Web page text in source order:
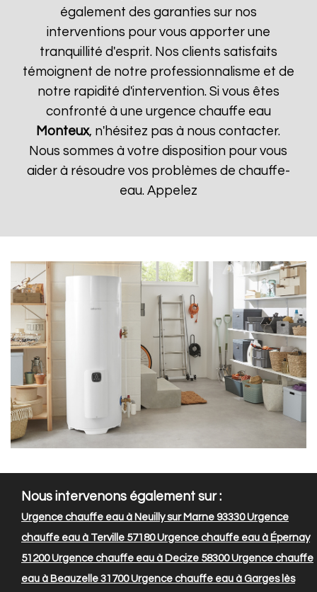
également des garanties sur nos
interventions pour vous apporter une
tranquillité d'esprit. Nos clients satisfaits
témoignent de notre professionnalisme et de
notre rapidité d'intervention. Si vous êtes
confronté à une urgence chauffe eau
Monteux, n'hésitez pas à nous contacter.
Nous sommes à votre disposition pour vous
aider à résoudre vos problèmes de chauffe-
eau. Appelez
Nous intervenons également sur :
Urgence chauffe eau à Neuilly sur Marne 93330Urgence
chauffe eau à Terville 57180Urgence chauffe eau à Épernay
51200Urgence chauffe eau à Decize 58300Urgence chauffe
eau à Beauzelle 31700Urgence chauffe eau à Garges lès